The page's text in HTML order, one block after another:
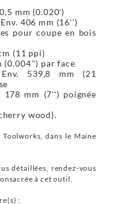
mm (0.020')
406 mm (16'')
pour coupe en bois
(11 ppi)
(0.004'') par face
539,8 mm (21
mm (7'') poignée
wood).
dans le Maine
détaillées, rendez-vous
à cet outil.
: